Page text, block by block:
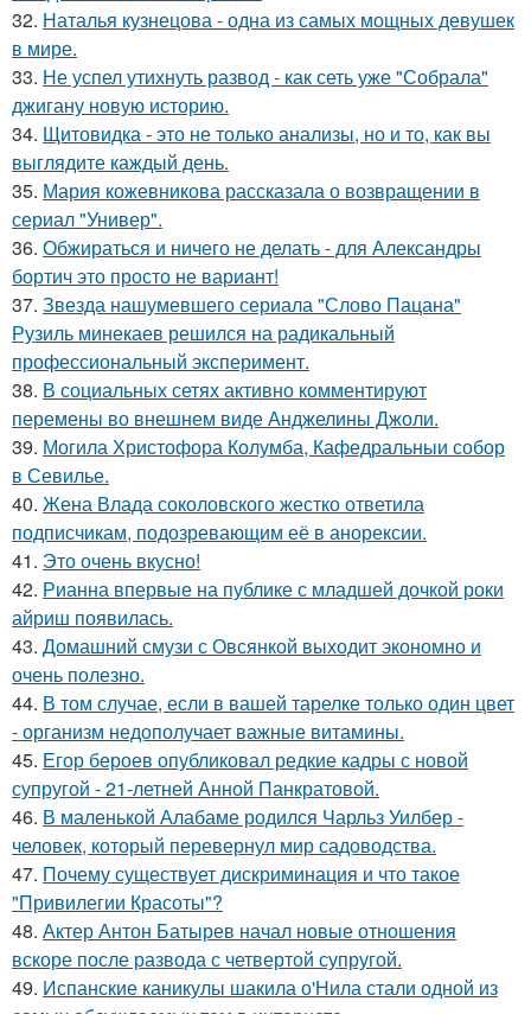
32. Наталья кузнецова - одна из самых мощных девушек
в мире.
33. Не успел утихнуть развод - как сеть уже "Собрала"
джигану новую историю.
34. Щитовидка - это не только анализы, но и то, как вы
выглядите каждый день.
35. Мария кожевникова рассказала о возвращении в
сериал "Универ".
36. Обжираться и ничего не делать - для Александры
бортич это просто не вариант!
37. Звезда нашумевшего сериала "Слово Пацана"
Рузиль минекаев решился на радикальный
профессиональный эксперимент.
38. В социальных сетях активно комментируют
перемены во внешнем виде Анджелины Джоли.
39. Могила Христофора Колумба, Кафедральныи собор
в Севилье.
40. Жена Влада соколовского жестко ответила
подписчикам, подозревающим её в анорексии.
41. Это очень вкусно!
42. Рианна впервые на публике с младшей дочкой роки
айриш появилась.
43. Домашний смузи с Овсянкой выходит экономно и
очень полезно.
44. В том случае, если в вашей тарелке только один цвет
- организм недополучает важные витамины.
45. Егор бероев опубликовал редкие кадры с новой
супругой - 21-летней Анной Панкратовой.
46. В маленькой Алабаме родился Чарльз Уилбер -
человек, который перевернул мир садоводства.
47. Почему существует дискриминация и что такое
"Привилегии Красоты"?
48. Актер Антон Батырев начал новые отношения
вскоре после развода с четвертой супругой.
49. Испанские каникулы шакила о'Нила стали одной из